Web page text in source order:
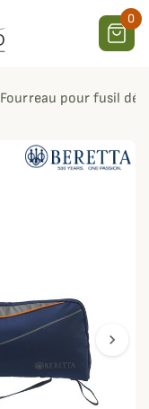
0
Fourreau pour fusil
chevron_right